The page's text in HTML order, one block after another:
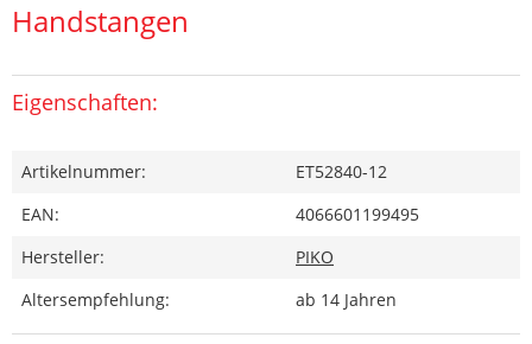
Handstangen
Eigenschaften:
Artikelnummer:
ET52840-12
EAN:
4066601199495
Hersteller:
PIKO
Altersempfehlung:
ab 14 Jahren